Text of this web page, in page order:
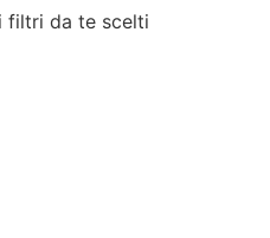
filtri da te scelti